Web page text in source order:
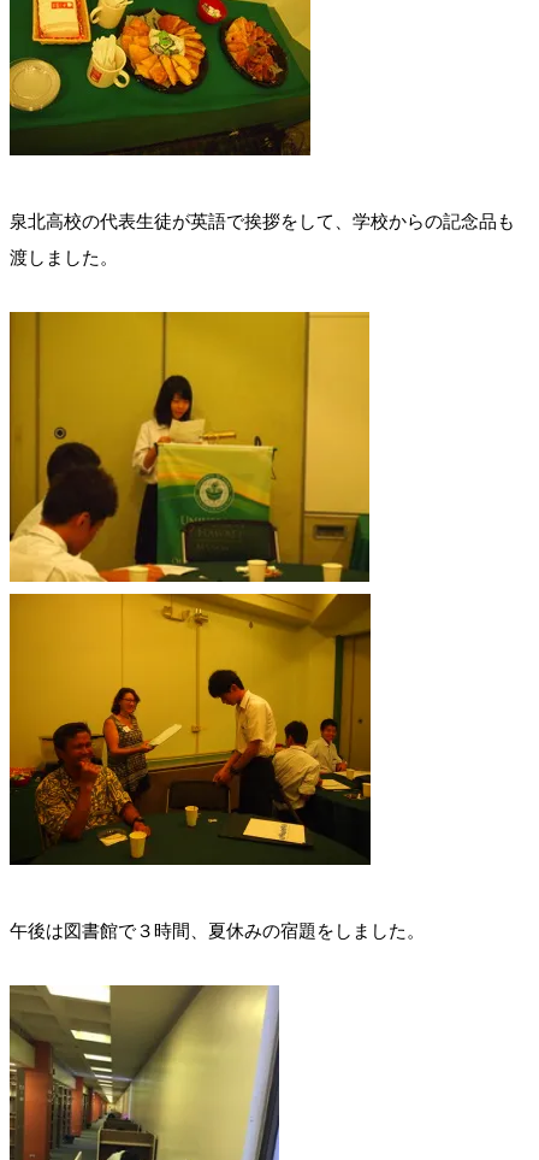
泉北高校の代表生徒が英語で挨拶をして、学校からの記念品も
渡しました。
午後は図書館で３時間、夏休みの宿題をしました。